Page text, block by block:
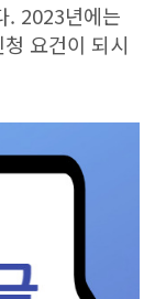
. 2023년에는
요건이 되시